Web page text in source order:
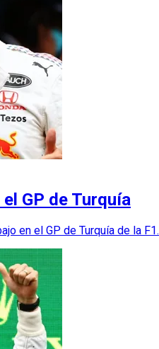
GP de Turquía
en el GP de Turquía de la F1.